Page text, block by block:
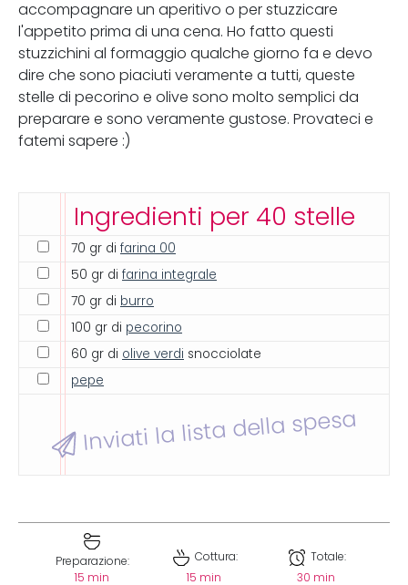
accompagnare un aperitivo o per stuzzicare
l'appetito prima di una cena. Ho fatto questi
stuzzichini al formaggio qualche giorno fa e devo
dire che sono piaciuti veramente a tutti, queste
stelle di pecorino e olive sono molto semplici da
preparare e sono veramente gustose. Provateci e
fatemi sapere :)
Ingredienti per 40 stelle
70 gr di farina 00
50 gr di farina integrale
70 gr di burro
100 gr di pecorino
60 gr di olive verdi snocciolate
pepe
Inviati la lista della spesa
Preparazione:
15 min
Cottura:
15 min
Totale:
30 min